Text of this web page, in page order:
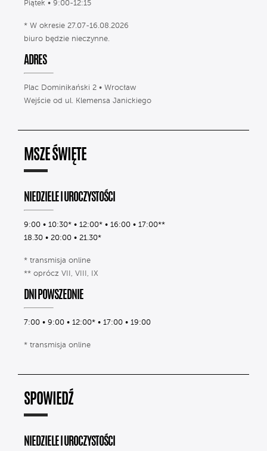
Piątek • 9:00-12:15
* W okresie 27.07-16.08.2026
biuro będzie nieczynne.
ADRES
Plac Dominikański 2 • Wrocław
Wejście od ul. Klemensa Janickiego
MSZE ŚWIĘTE
NIEDZIELE I UROCZYSTOŚCI
9:00 • 10:30* • 12:00* • 16:00 • 17:00**
18.30 • 20:00 • 21.30*
* transmisja online
** oprócz VII, VIII, IX
DNI POWSZEDNIE
7:00 • 9:00 • 12:00* • 17:00 • 19:00
* transmisja online
SPOWIEDŹ
NIEDZIELE I UROCZYSTOŚCI